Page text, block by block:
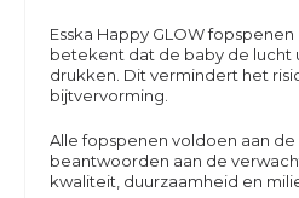
Esska Happy GLOW
betekent dat de baby de lucht
drukken. Dit vermindert het
bijtvervorming.
Alle fopspenen voldoen aan de
beantwoorden aan de
kwaliteit, duurzaamheid en